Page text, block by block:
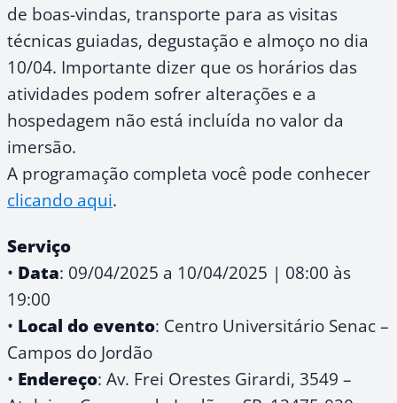
de boas-vindas, transporte para as visitas
técnicas guiadas, degustação e almoço no dia
10/04. Importante dizer que os horários das
atividades podem sofrer alterações e a
hospedagem não está incluída no valor da
imersão.
A programação completa você pode conhecer
clicando aqui.
Serviço
• Data: 09/04/2025 a 10/04/2025 | 08:00 às
19:00
• Local do evento: Centro Universitário Senac –
Campos do Jordão
• Endereço: Av. Frei Orestes Girardi, 3549 –